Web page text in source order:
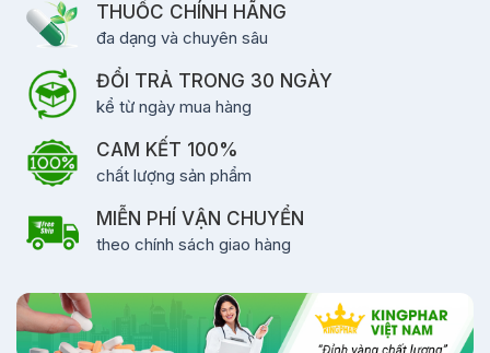
THUỐC CHÍNH HÃNG
đa dạng và chuyên sâu
ĐỔI TRẢ TRONG 30 NGÀY
kể từ ngày mua hàng
CAM KẾT 100%
chất lượng sản phẩm
MIỄN PHÍ VẬN CHUYỂN
theo chính sách giao hàng